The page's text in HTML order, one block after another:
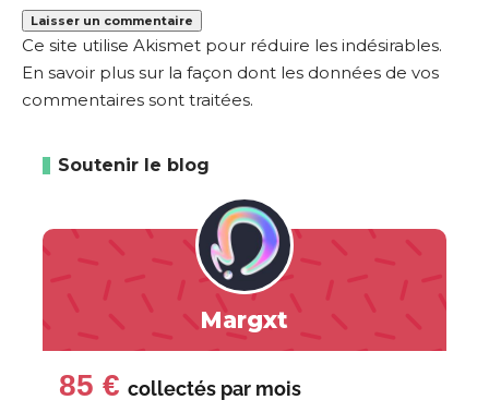
Ce site utilise Akismet pour réduire les indésirables.
En savoir plus sur la façon dont les données de vos
commentaires sont traitées.
Soutenir le blog
Margxt
85 € collectés par mois